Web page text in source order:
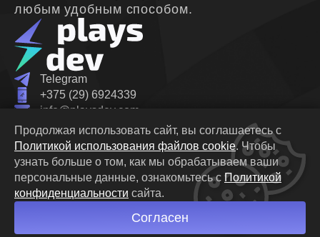
любым удобным способом.
Telegram
+375 (29) 6924339
info@playsdev.com
linkedin.com
Республика Беларусь, 220116,Минск, Октябрьская
19Бофис 6-19
Политика конфиденциальности
Политика Cookie
© PlaysDev 2026. Все права защищены.
Продолжая использовать сайт, вы соглашаетесь с
Политикой использования файлов cookie. Чтобы
узнать больше о том, как мы обрабатываем ваши
персональные данные, ознакомьтесь с Политикой
конфиденциальности сайта.
Согласен